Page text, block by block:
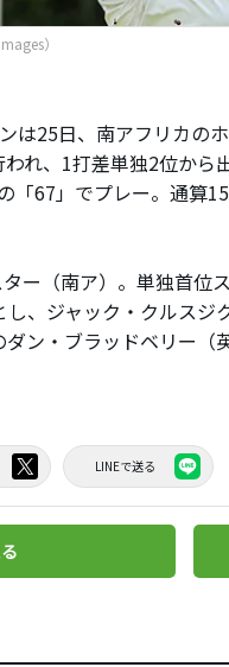
）
は25日、南アフリカの
れ、1打差単独2位から
「67」でプレー。通算
ー（南ア）。単独首位
、ジャック・クルスジ
ン・ブラッドベリー（
LINEで送る